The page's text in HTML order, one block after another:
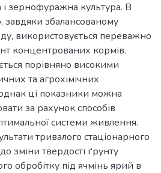
зернофуражна культура. В
завдяки збалансованому
використовується переважно
концентрованих кормів.
порівняно високими
та агрохімічних
ці показники можна
за рахунок способів
системи живлення.
тривалого стаціонарного
зміни твердості ґрунту
обробітку під ячмінь ярий в